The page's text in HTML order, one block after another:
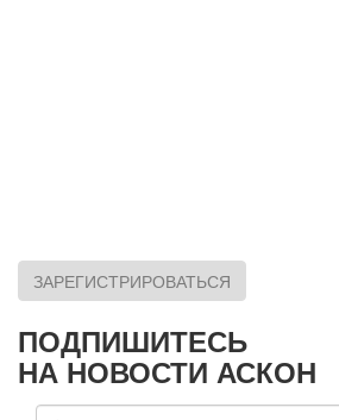
ЗАРЕГИСТРИРОВАТЬСЯ
ПОДПИШИТЕСЬ
НА НОВОСТИ АСКОН